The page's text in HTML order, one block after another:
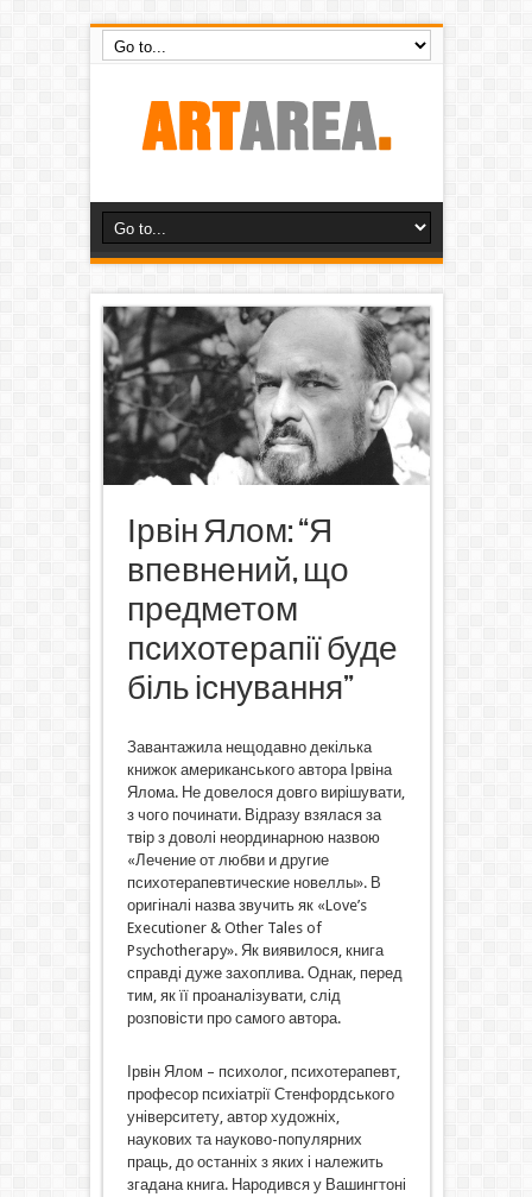
Ірвін Ялом: “Я
впевнений, що
предметом
психотерапії буде
біль існування”
Завантажила нещодавно декілька
книжок американського автора Ірвіна
Ялома. Не довелося довго вирішувати,
з чого починати. Відразу взялася за
твір з доволі неординарною назвою
«Лечение от любви и другие
психотерапевтические новеллы». В
оригіналі назва звучить як «Love’s
Executioner & Other Tales of
Psychotherapy». Як виявилося, книга
справді дуже захоплива. Однак, перед
тим, як її проаналізувати, слід
розповісти про самого автора.
Ірвін Ялом – психолог, психотерапевт,
професор психіатрії Стенфордського
університету, автор художніх,
наукових та науково-популярних
праць, до останніх з яких і належить
згадана книга. Народився у Вашингтоні